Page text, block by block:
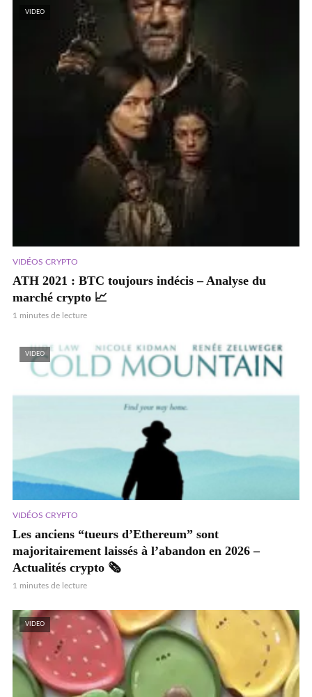
VIDEO
VIDÉOS CRYPTO
ATH 2021 : BTC toujours indécis – Analyse du
marché crypto 📈
1 minutes de lecture
VIDEO
VIDÉOS CRYPTO
Les anciens “tueurs d’Ethereum” sont
majoritairement laissés à l’abandon en 2026 –
Actualités crypto 🗞️
1 minutes de lecture
VIDEO